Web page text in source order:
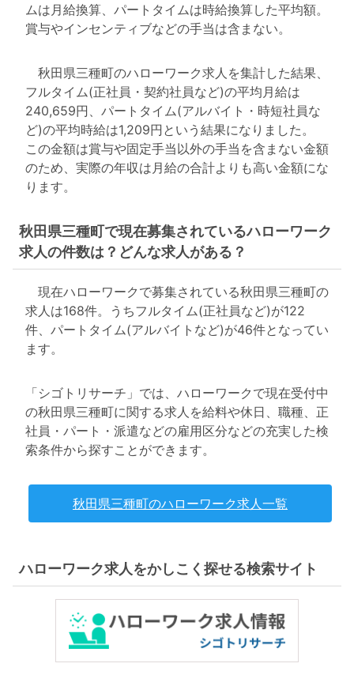
ムは月給換算、パートタイムは時給換算した平均額。
賞与やインセンティブなどの手当は含まない。
秋田県三種町のハローワーク求人を集計した結果、
フルタイム(正社員・契約社員など)の平均月給は
240,659円、パートタイム(アルバイト・時短社員な
ど)の平均時給は1,209円という結果になりました。
この金額は賞与や固定手当以外の手当を含まない金額
のため、実際の年収は月給の合計よりも高い金額にな
ります。
秋田県三種町で現在募集されているハローワーク
求人の件数は？どんな求人がある？
現在ハローワークで募集されている秋田県三種町の
求人は168件。うちフルタイム(正社員など)が122
件、パートタイム(アルバイトなど)が46件となってい
ます。
「シゴトリサーチ」では、ハローワークで現在受付中
の秋田県三種町に関する求人を給料や休日、職種、正
社員・パート・派遣などの雇用区分などの充実した検
索条件から探すことができます。
秋田県三種町のハローワーク求人一覧
ハローワーク求人をかしこく探せる検索サイト